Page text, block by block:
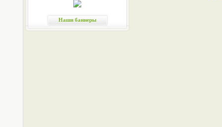
Наши баннеры